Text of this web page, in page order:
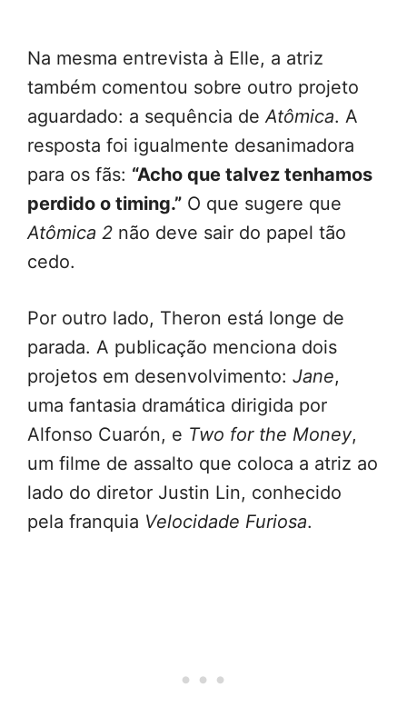
Na mesma entrevista à Elle, a atriz
também comentou sobre outro projeto
aguardado: a sequência deAtômica. A
resposta foi igualmente desanimadora
para os fãs: “Acho que talvez tenhamos
perdido o timing.” O que sugere que
Atômica 2 não deve sair do papel tão
cedo.
Por outro lado, Theron está longe de
parada. A publicação menciona dois
projetos em desenvolvimento: Jane,
uma fantasia dramática dirigida por
Alfonso Cuarón, e Two for the Money,
um filme de assalto que coloca a atriz ao
lado do diretor Justin Lin, conhecido
pela franquia Velocidade Furiosa.